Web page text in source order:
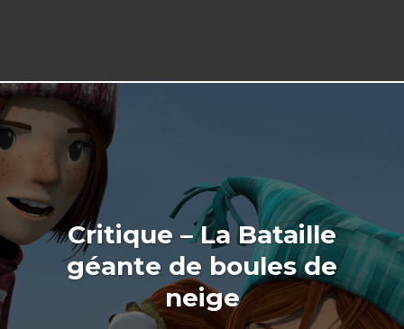
Critique – La Bataille
géante de boules de
neige